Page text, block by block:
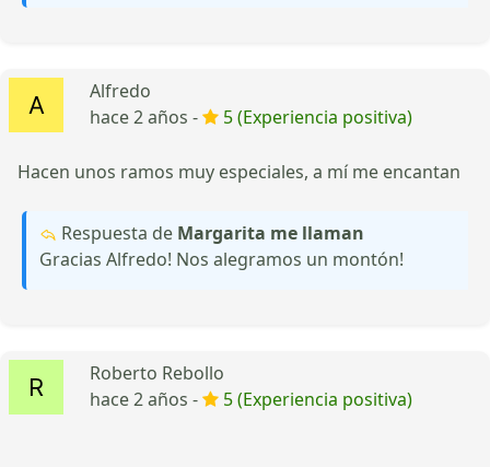
Alfredo
hace 2 años -
5 (Experiencia positiva)
Hacen unos ramos muy especiales, a mí me encantan
Respuesta de Margarita me llaman
Gracias Alfredo! Nos alegramos un montón!
Roberto Rebollo
hace 2 años -
5 (Experiencia positiva)